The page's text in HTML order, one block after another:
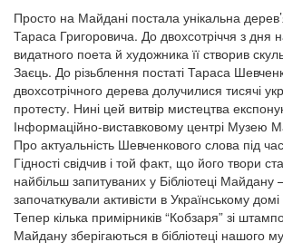
Просто на Майдані постала унікальна
Тараса Григоровича. До двохсотріччя з дня
видатного поета й художника її створив
Заєць. До різьблення постаті Тараса
двохсотрічного дерева долучилися тисячі
протесту. Нині цей витвір мистецтва
Інформаційно-виставковому центрі Музею
Про актуальність Шевченкового слова під
Гідності свідчив і той факт, що його твори
найбільш запитуваних у Бібліотеці Майдану –
започаткували активісти в Українському домі
Тепер кілька примірників “Кобзаря” зі
Майдану зберігаються в бібліотеці нашого